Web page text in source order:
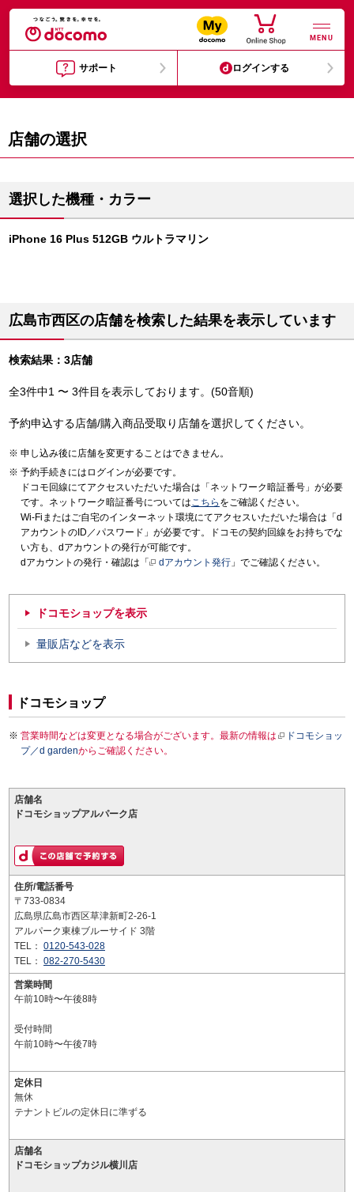
MENU
サポート ログインする
店舗の選択
選択した機種・カラー
iPhone 16 Plus 512GB ウルトラマリン
広島市西区の店舗を検索した結果を表示しています
検索結果：3店舗
全3件中1 〜 3件目を表示しております。(50音順)
予約申込する店舗/購入商品受取り店舗を選択してください。
申し込み後に店舗を変更することはできません。
予約手続きにはログインが必要です。
ドコモ回線にてアクセスいただいた場合は「ネットワーク暗証番号」が必要
です。ネットワーク暗証番号についてはこちら をご確認ください。
Wi-Fiまたはご自宅のインターネット環境にてアクセスいただいた場合は「d
アカウントのID／パスワード」が必要です。ドコモの契約回線をお持ちでな
い方も、dアカウントの発行が可能です。
dアカウントの発行・確認は「
dアカウント発行 」でご確認ください。
ドコモショップを表示
量販店などを表示
ドコモショップ
営業時間などは変更となる場合がございます。最新の情報は
ドコモショッ
プ／d gardenからご確認ください。
店舗名
ドコモショップアルパーク店
住所/電話番号
〒733-0834
広島県広島市西区草津新町2-26-1
アルパーク東棟ブルーサイド 3階
TEL： 0120-543-028
TEL： 082-270-5430
営業時間
午前10時〜午後8時
受付時間
午前10時〜午後7時
定休日
無休
テナントビルの定休日に準ずる
店舗名
ドコモショップカジル横川店